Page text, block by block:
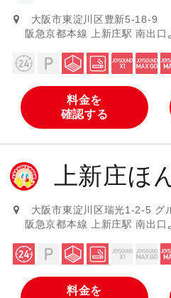
大阪市東淀川区豊新5-18-9
阪急京都本線 上新庄駅 南出口
料金を
確認する
上新庄ほ
大阪市東淀川区瑞光1-2-5 グ
阪急京都本線 上新庄駅 南出口
料金を